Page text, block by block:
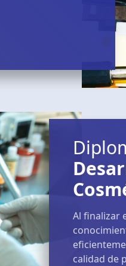
Al finalizar
calidad de